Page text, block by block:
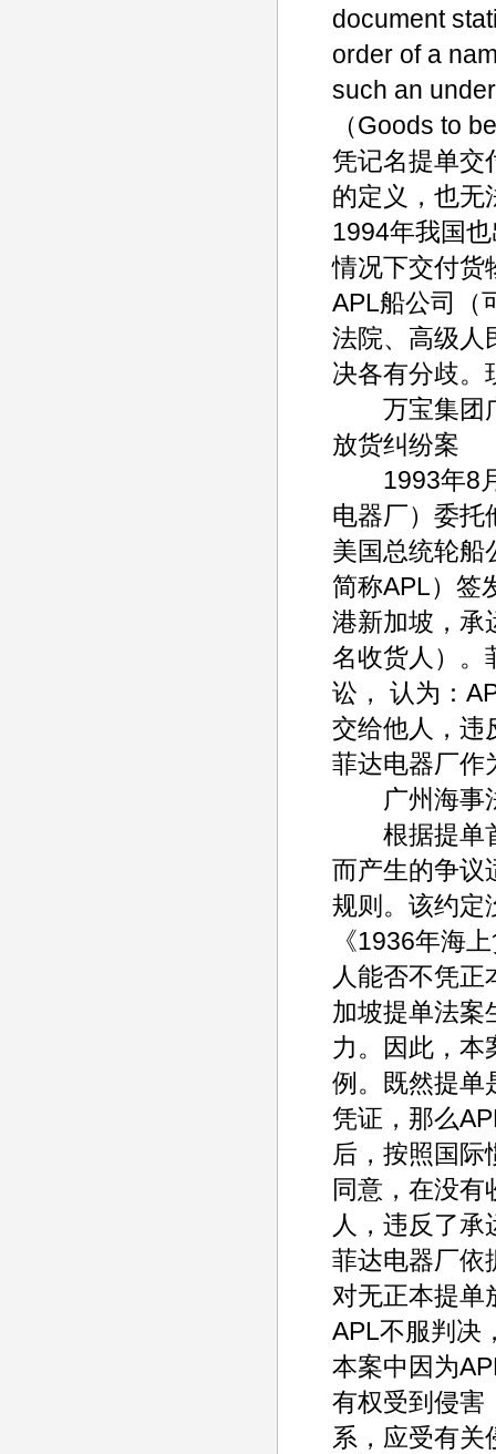
document
order of a
such an
（Goods to
凭记名提单交
的定义，也无
1994年我国
情况下交付货
APL船公司（
法院、高级人
决各有分歧。
万宝集团广
放货纠纷案
1993年8月
电器厂）委托
美国总统轮船
简称APL）签
港新加坡，承
名收货人）。
讼， 认为：
交给他人，违
菲达电器厂作
广州海事
根据提单首
而产生的争议
规则。该约定
《1936年海
人能否不凭
加坡提单法案
力。因此，本
例。既然提单
凭证，那么
后，按照国际
同意，在没有
人，违反了
菲达电器厂依
对无正本提单
APL不服判决
本案中因为
有权受到侵害
系，应受有关